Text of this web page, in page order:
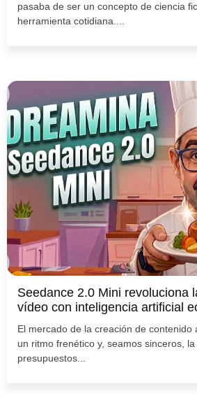
pasaba de ser un concepto de ciencia
herramienta cotidiana....
Seedance 2.0 Mini revoluciona
vídeo con inteligencia artificial
El mercado de la creación de contenido
un ritmo frenético y, seamos sinceros,
presupuestos...